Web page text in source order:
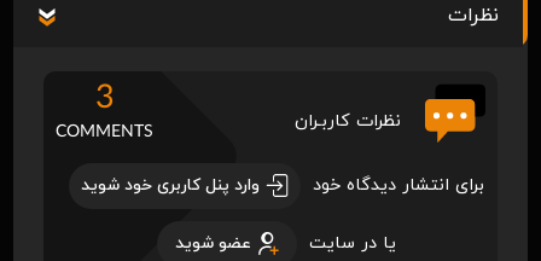
نظرات
نظرات کاربـران
3
COMMENTS
برای انتشار دیدگاه خود وارد پنل کاربری خود شوید
یا در سایت عضو شوید